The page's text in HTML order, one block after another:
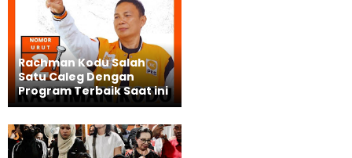
Rachman Kodu Salah
Satu Caleg Dengan
Program Terbaik Saat ini